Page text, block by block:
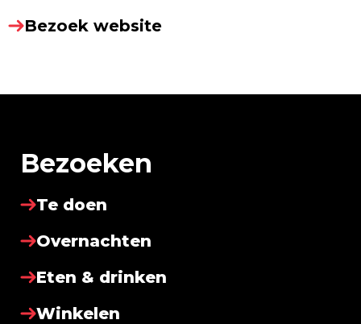
Bezoek website
Bezoeken
Te doen
Overnachten
Eten & drinken
Winkelen